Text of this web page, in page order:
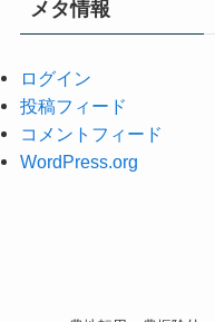
メタ情報
ログイン
投稿フィード
コメントフィード
WordPress.org